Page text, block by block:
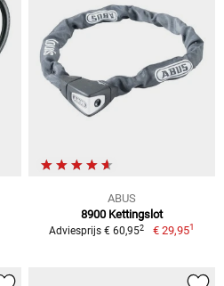
ABUS
8900 Kettingslot
Adviesprijs € 60,952 € 29,951